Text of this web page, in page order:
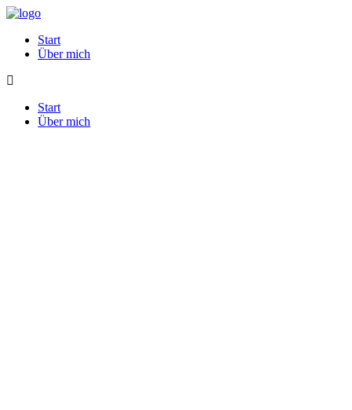
Start
Über mich
Start
Über mich